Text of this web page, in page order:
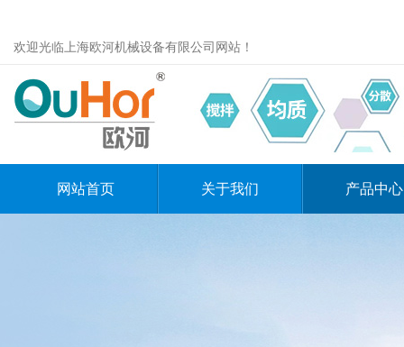
欢迎光临上海欧河机械设备有限公司网站！
网站首页 关于我们 产品中心